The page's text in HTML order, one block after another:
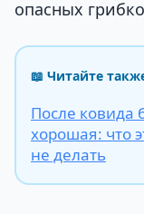
опасных
📖 Читайте
После ковида
хорошая: что
не делать